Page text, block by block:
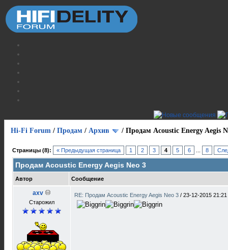
Hi-Fi Forum / Продам / Архив / Продам Acoustic Energy Aegis
Страницы (8): « Предыдущая страница 1 2 3 4 5 6 8
Продам Acoustic Energy Aegis Neo 3
Автор Сообщение
axv
Старожил
RE: Продам Acoustic Energy Aegis Neo 3 / 23-12-2015 21:21